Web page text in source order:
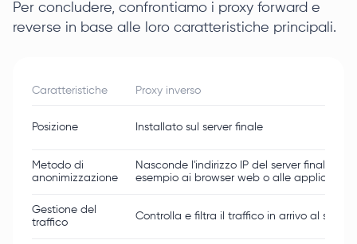
Per concludere, confrontiamo i proxy forward e
reverse in base alle loro caratteristiche principali.
Caratteristiche Proxy inverso
Posizione Installato sul server finale
Metodo di
anonimizzazione
Nasconde l'indirizzo IP del server finale ai
esempio ai browser web o alle
Gestione del
traffico
Controlla e filtra il traffico in arrivo al server